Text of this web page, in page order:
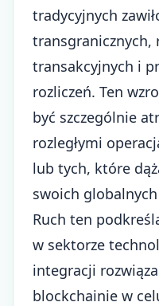
tradycyjnych
transgranicznych,
transakcyjnych i
rozliczeń. Ten
być szczególnie
rozległymi
lub tych, które
swoich
Ruch ten
w sektorze
integracji
blockchainie w